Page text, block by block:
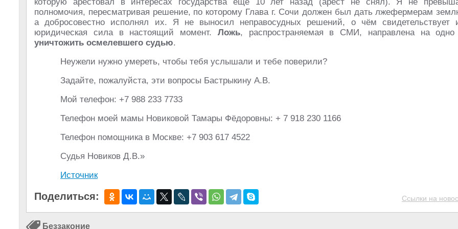
полномочия, пересматривая решение, по которому Глава г. Сочи должен был дать лжефермерам
а добросовестно исполнял их. Я не выносил неправосудных решений, о чём свидетельствует
юридическая сила в настоящий момент. Ложь, распространяемая в СМИ, направлена на
уничтожить осмелевшего судью.
Неужели нужно умереть, чтобы тебя услышали и тебе поверили?
Задайте, пожалуйста, эти вопросы Бастрыкину А.В.
Мой телефон: +7 988 233 7733
Телефон моей мамы Новиковой Тамары Фёдоровны: + 7 918 230 1166
Телефон помощника в Москве: +7 903 617 4522
Судья Новиков Д.В.»
Источник
Поделиться: Ссылки на
Беззаконие